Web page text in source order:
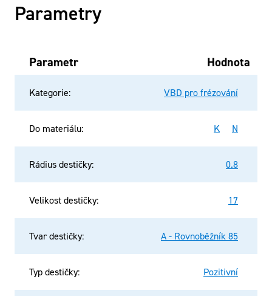
Parametry
Parametr Hodnota
Kategorie: VBD pro frézování
Do materiálu: K N
Rádius destičky: 0.8
Velikost destičky: 17
Tvar destičky: A - Rovnoběžník 85
Typ destičky: Pozitivní